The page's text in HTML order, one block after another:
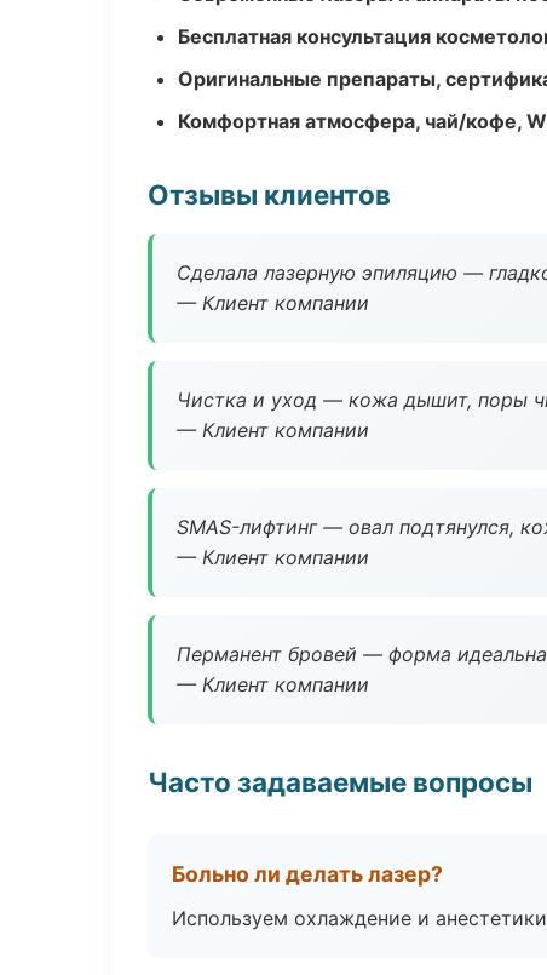
Бесплатная консультация
Оригинальные препараты,
Комфортная атмосфера, чай/кофе,
Отзывы клиентов
Сделала лазерную эпиляцию —
— Клиент компании
Чистка и уход — кожа дышит, поры
— Клиент компании
SMAS-лифтинг — овал подтянулся,
— Клиент компании
Перманент бровей — форма
— Клиент компании
Часто задаваемые вопросы
Больно ли делать лазер?
Используем охлаждение и